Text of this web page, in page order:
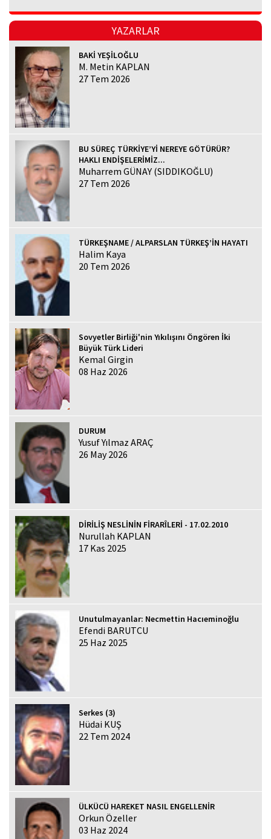
YAZARLAR
BAKİ YEŞİLOĞLU
M. Metin KAPLAN
27 Tem 2026
BU SÜREÇ TÜRKİYE’Yİ NEREYE GÖTÜRÜR?
HAKLI ENDİŞELERİMİZ...
Muharrem GÜNAY (SIDDIKOĞLU)
27 Tem 2026
TÜRKEŞNAME / ALPARSLAN TÜRKEŞ’İN HAYATI
Halim Kaya
20 Tem 2026
Sovyetler Birliği'nin Yıkılışını Öngören İki
Büyük Türk Lideri
Kemal Girgin
08 Haz 2026
DURUM
Yusuf Yılmaz ARAÇ
26 May 2026
DİRİLİŞ NESLİNİN FİRARÎLERİ - 17.02.2010
Nurullah KAPLAN
17 Kas 2025
Unutulmayanlar: Necmettin Hacıeminoğlu
Efendi BARUTCU
25 Haz 2025
Serkes (3)
Hüdai KUŞ
22 Tem 2024
ÜLKÜCÜ HAREKET NASIL ENGELLENİR
Orkun Özeller
03 Haz 2024